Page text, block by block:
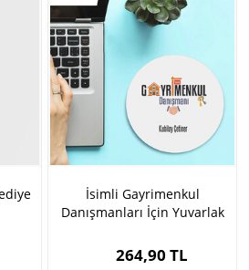
İsimli Gayrimenkul
Danışmanları İçin Yuvarlak
264,90 TL